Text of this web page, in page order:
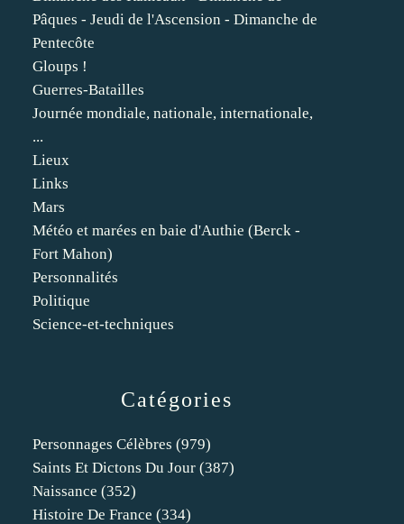
Catégories
Personnages Célèbres (979)
Saints Et Dictons Du Jour (387)
Naissance (352)
Histoire De France (334)
Pâques - Jeudi de l'Ascension - Dimanche de
Pentecôte
Gloups !
Guerres-Batailles
Journée mondiale, nationale, internationale,
...
Lieux
Links
Mars
Météo et marées en baie d'Authie (Berck -
Fort Mahon)
Personnalités
Politique
Science-et-techniques